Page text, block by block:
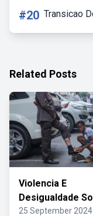
#20 Transicao
Related Posts
Violencia E
Desigualdade
25 September 2024